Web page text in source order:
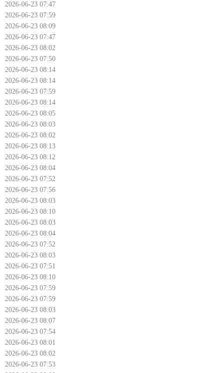
2026-06-23 07:47
2026-06-23 07:59
2026-06-23 08:09
2026-06-23 07:47
2026-06-23 08:02
2026-06-23 07:50
2026-06-23 08:14
2026-06-23 08:14
2026-06-23 07:59
2026-06-23 08:14
2026-06-23 08:05
2026-06-23 08:03
2026-06-23 08:02
2026-06-23 08:13
2026-06-23 08:12
2026-06-23 08:04
2026-06-23 07:52
2026-06-23 07:56
2026-06-23 08:03
2026-06-23 08:10
2026-06-23 08:03
2026-06-23 08:04
2026-06-23 07:52
2026-06-23 08:03
2026-06-23 07:51
2026-06-23 08:10
2026-06-23 07:59
2026-06-23 07:59
2026-06-23 08:03
2026-06-23 08:07
2026-06-23 07:54
2026-06-23 08:01
2026-06-23 08:02
2026-06-23 07:53